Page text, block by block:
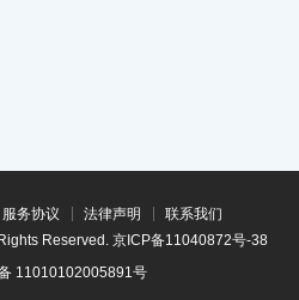
服务协议 法律声明
联系我们
Reserved. 京ICP备11040872号-38
11010102005891号